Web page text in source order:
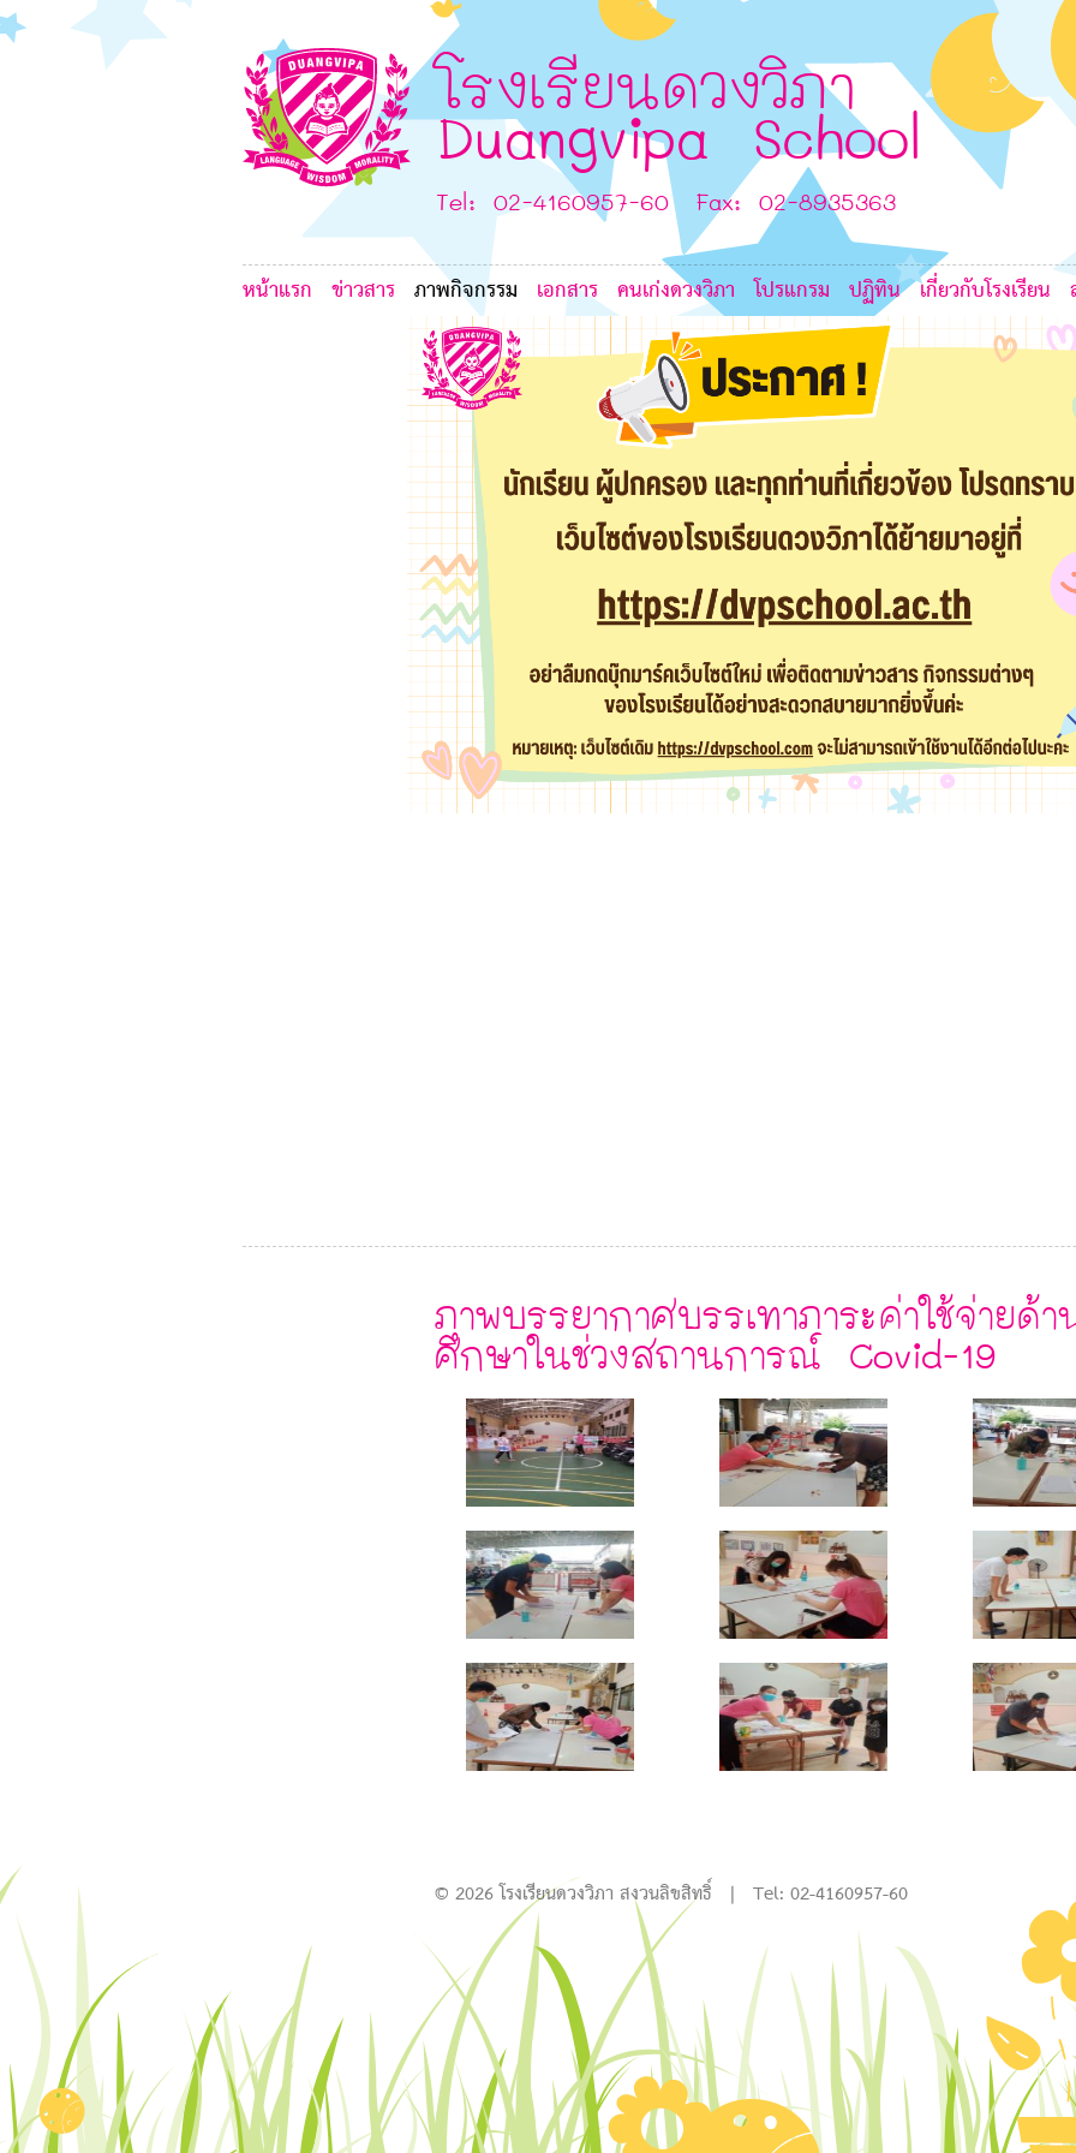
โรงเรียนดวงวิภา
Duangvipa School
Tel: 02-4160957-60 Fax: 02-8935363
หน้าแรก ข่าวสาร ภาพกิจกรรม เอกสาร คนเก่งดวงวิภา โปรแกรม ปฏิทิน เกี่ยวกับโรงเรียน
ภาพบรรยากาศบรรเทาภาระค่าใช้จ่ายด้
ศึกษาในช่วงสถานการณ์ Covid-19
© 2026 โรงเรียนดวงวิภา สงวนลิขสิทธิ์ | Tel: 02-4160957-60
6 87
6
6
8
8
L
K
L
Q U